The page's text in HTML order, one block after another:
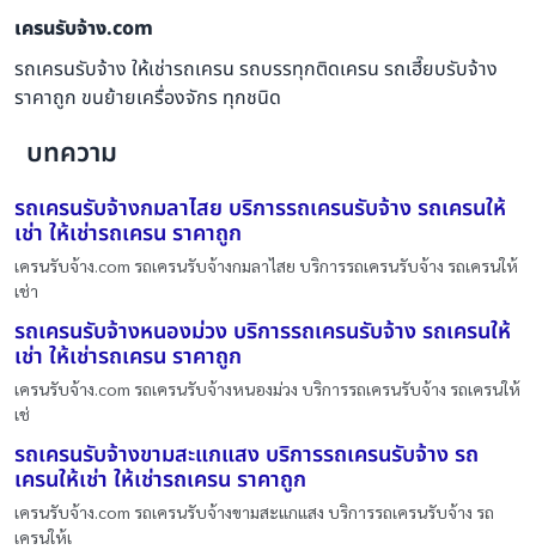
เครนรับจ้าง.com
รถเครนรับจ้าง ให้เช่ารถเครน รถบรรทุกติดเครน รถเฮี๊ยบรับจ้าง
ราคาถูก ขนย้ายเครื่องจักร ทุกชนิด
บทความ
รถเครนรับจ้างกมลาไสย บริการรถเครนรับจ้าง รถเครนให้
เช่า ให้เช่ารถเครน ราคาถูก
เครนรับจ้าง.com รถเครนรับจ้างกมลาไสย บริการรถเครนรับจ้าง รถเครนให้
เช่า
รถเครนรับจ้างหนองม่วง บริการรถเครนรับจ้าง รถเครนให้
เช่า ให้เช่ารถเครน ราคาถูก
เครนรับจ้าง.com รถเครนรับจ้างหนองม่วง บริการรถเครนรับจ้าง รถเครนให้
เช่
รถเครนรับจ้างขามสะแกแสง บริการรถเครนรับจ้าง รถ
เครนให้เช่า ให้เช่ารถเครน ราคาถูก
เครนรับจ้าง.com รถเครนรับจ้างขามสะแกแสง บริการรถเครนรับจ้าง รถ
เครนให้เ